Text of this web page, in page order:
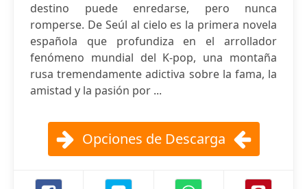
destino puede enredarse, pero nunca
romperse. De Seúl al cielo es la primera novela
española que profundiza en el arrollador
fenómeno mundial del K-pop, una montaña
rusa tremendamente adictiva sobre la fama, la
amistad y la pasión por ...
Opciones de Descarga